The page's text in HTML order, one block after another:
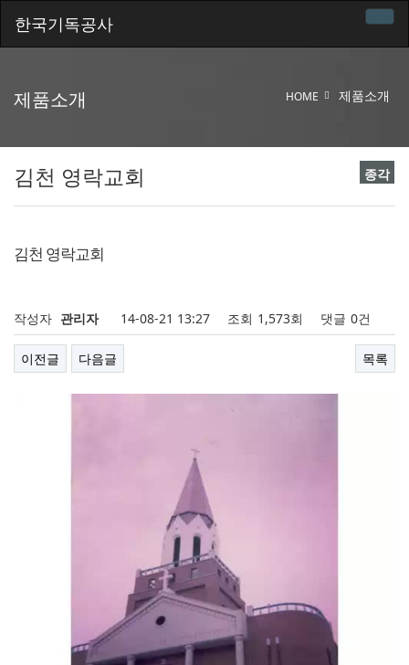
한국기독공사
제품소개 HOME 제품소개
김천 영락교회 종각
김천 영락교회
작성자 관리자 14-08-21 13:27 조회 1,573회 댓글 0건
이전글 다음글 목록